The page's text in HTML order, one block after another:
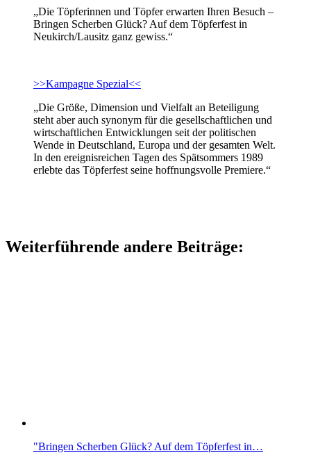
„Die Töpferinnen und Töpfer erwarten Ihren Besuch –
Bringen Scherben Glück? Auf dem Töpferfest in
Neukirch/Lausitz ganz gewiss.“
>>Kampagne Spezial<<
„Die Größe, Dimension und Vielfalt an Beteiligung
steht aber auch synonym für die gesellschaftlichen und
wirtschaftlichen Entwicklungen seit der politischen
Wende in Deutschland, Europa und der gesamten Welt.
In den ereignisreichen Tagen des Spätsommers 1989
erlebte das Töpferfest seine hoffnungsvolle Premiere.“
Weiterführende andere Beiträge:
"Bringen Scherben Glück? Auf dem Töpferfest in…